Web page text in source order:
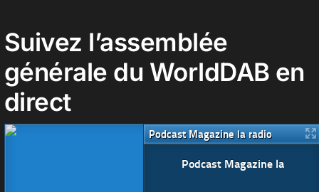
Suivez l’assemblée
générale du WorldDAB en
direct